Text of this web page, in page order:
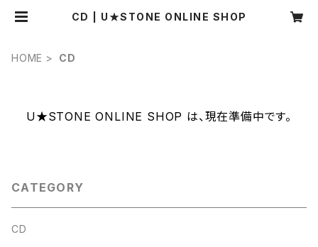
CD | U★STONE ONLINE SHOP
HOME CD
U★STONE ONLINE SHOP は、現在準備中です。
CATEGORY
CD